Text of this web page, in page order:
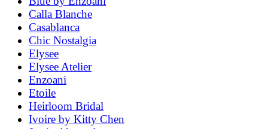
Calla Blanche
Casablanca
Chic Nostalgia
Elysee
Elysee Atelier
Enzoani
Etoile
Heirloom Bridal
Ivoire by Kitty Chen